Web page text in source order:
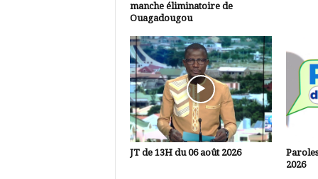
manche éliminatoire de
Ouagadougou
JT de 13H du 06 août 2026
2026